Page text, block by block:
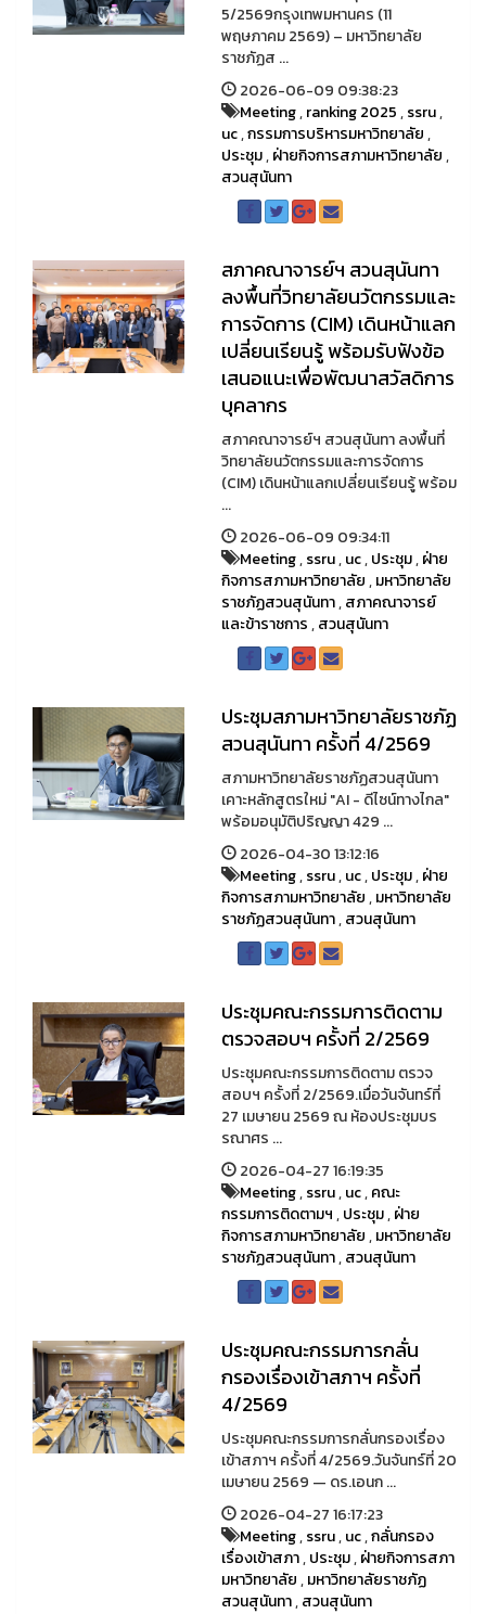
5/2569กรุงเทพมหานคร (11
พฤษภาคม 2569) – มหาวิทยาลัย
ราชภัฏส ...
2026-06-09 09:38:23
Meeting,ranking 2025,ssru,
uc,กรรมการบริหารมหาวิทยาลัย,
ประชุม,ฝ่ายกิจการสภามหาวิทยาลัย,
สวนสุนันทา
สภาคณาจารย์ฯ สวนสุนันทา
ลงพื้นที่วิทยาลัยนวัตกรรมและ
การจัดการ (CIM) เดินหน้าแลก
เปลี่ยนเรียนรู้ พร้อมรับฟังข้อ
เสนอแนะเพื่อพัฒนาสวัสดิการ
บุคลากร
สภาคณาจารย์ฯ สวนสุนันทา ลงพื้นที่
วิทยาลัยนวัตกรรมและการจัดการ
(CIM) เดินหน้าแลกเปลี่ยนเรียนรู้ พร้อม
...
2026-06-09 09:34:11
Meeting,ssru,uc,ประชุม,ฝ่าย
กิจการสภามหาวิทยาลัย,มหาวิทยาลัย
ราชภัฏสวนสุนันทา,สภาคณาจารย์
และข้าราชการ,สวนสุนันทา
ประชุมสภามหาวิทยาลัยราชภัฏ
สวนสุนันทา ครั้งที่ 4/2569
สภามหาวิทยาลัยราชภัฏสวนสุนันทา
เคาะหลักสูตรใหม่ "AI - ดีไซน์ทางไกล"
พร้อมอนุมัติปริญญา 429 ...
2026-04-30 13:12:16
Meeting,ssru,uc,ประชุม,ฝ่าย
กิจการสภามหาวิทยาลัย,มหาวิทยาลัย
ราชภัฏสวนสุนันทา,สวนสุนันทา
ประชุมคณะกรรมการติดตาม
ตรวจสอบฯ ครั้งที่ 2/2569
ประชุมคณะกรรมการติดตาม ตรวจ
สอบฯ ครั้งที่ 2/2569.เมื่อวันจันทร์ที่
27 เมษายน 2569 ณ ห้องประชุมบร
รณาศร ...
2026-04-27 16:19:35
Meeting,ssru,uc,คณะ
กรรมการติดตามฯ,ประชุม,ฝ่าย
กิจการสภามหาวิทยาลัย,มหาวิทยาลัย
ราชภัฏสวนสุนันทา,สวนสุนันทา
ประชุมคณะกรรมการกลั่น
กรองเรื่องเข้าสภาฯ ครั้งที่
4/2569
ประชุมคณะกรรมการกลั่นกรองเรื่อง
เข้าสภาฯ ครั้งที่ 4/2569.วันจันทร์ที่ 20
เมษายน 2569 — ดร.เอนก ...
2026-04-27 16:17:23
Meeting,ssru,uc,กลั่นกรอง
เรื่องเข้าสภา,ประชุม,ฝ่ายกิจการสภา
มหาวิทยาลัย,มหาวิทยาลัยราชภัฏ
สวนสุนันทา,สวนสุนันทา